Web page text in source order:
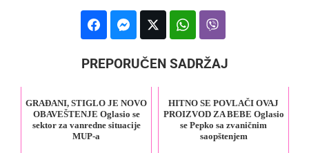
PREPORUČEN SADRŽAJ
GRAĐANI, STIGLO JE NOVO
OBAVEŠTENJE Oglasio se
sektor za vanredne situacije
MUP-a
HITNO SE POVLAČI OVAJ
PROIZVOD ZA BEBE Oglasio
se Pepko sa zvaničnim
saopštenjem